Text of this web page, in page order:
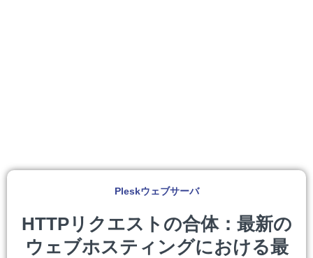
Pleskウェブサーバ
HTTPリクエストの合体：最新の
ウェブホスティングにおける最